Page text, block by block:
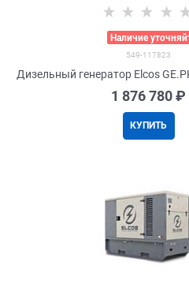
Наличие
549-117823
Дизельный генератор Elcos
1 876 780 ₽
КУПИТЬ